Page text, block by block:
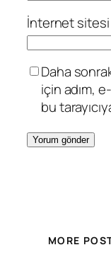
İnternet sitesi
Daha
için adım,
bu
MORE